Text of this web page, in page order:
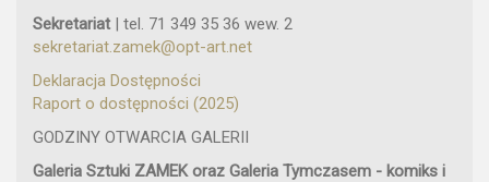
Sekretariat | tel. 71 349 35 36 wew. 2
sekretariat.zamek@opt-art.net
Deklaracja Dostępności
Raport o dostępności (2025)
GODZINY OTWARCIA GALERII
Galeria Sztuki ZAMEK oraz Galeria Tymczasem - komiks i